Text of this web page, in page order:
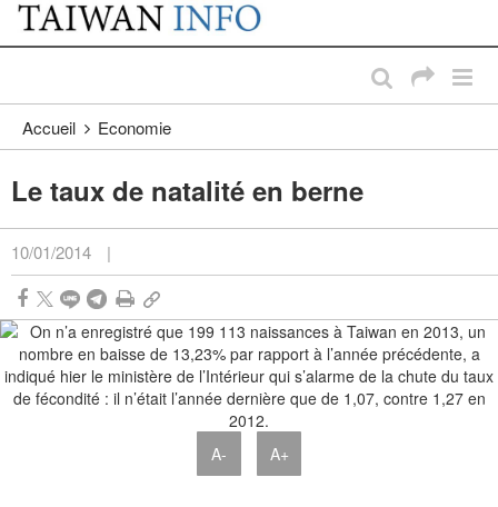
Passer au contenu principal
:::
Accueil Economie
Le taux de natalité en berne
10/01/2014 |
A- A+